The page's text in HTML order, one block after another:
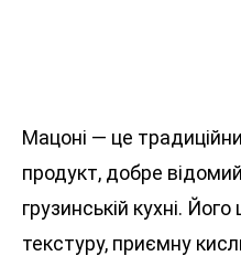
Мацоні — це
продукт, добре
грузинській кухні.
текстуру, приємну